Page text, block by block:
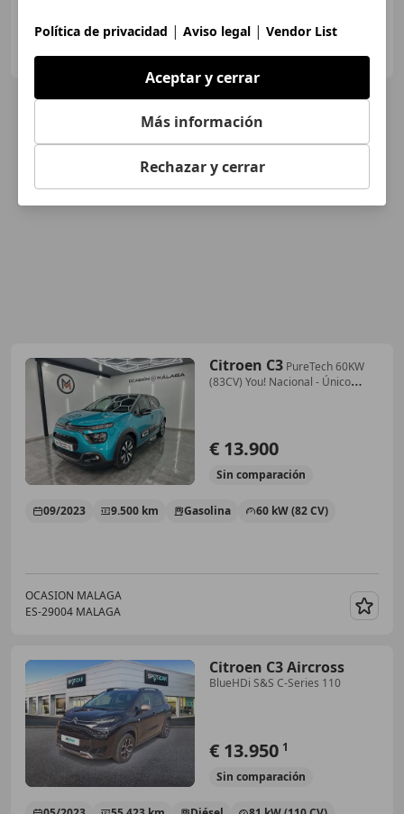
SOTILEZA MOTOR
ES-28023 MADRID
Citroen C3 PureTech 60KW
(83CV) You! Nacional - Único
€ 13.900
Sin comparación
09/2023 9.500 km Gasolina 60 kW (82 CV)
OCASION MALAGA
ES-29004 MALAGA
Citroen C3 Aircross
BlueHDi S&S C-Series 110
€ 13.950 1
Sin comparación
Política de privacidad | Aviso legal | Vendor List
Aceptar y cerrar
Más información
Rechazar y cerrar